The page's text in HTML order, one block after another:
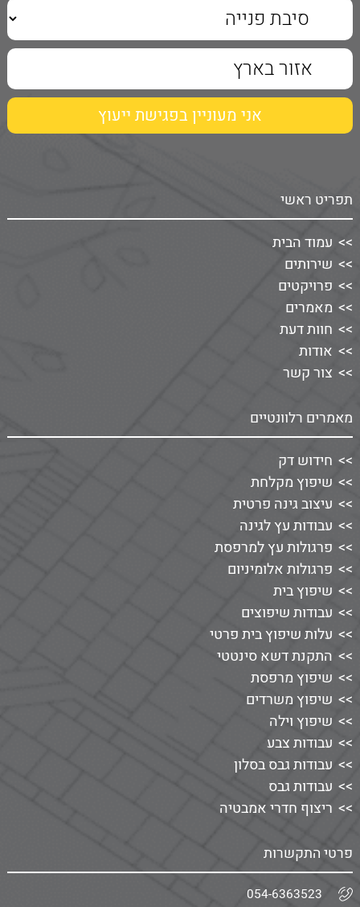
תפריט ראשי
עמוד הבית
שירותים
פרויקטים
מאמרים
חוות דעת
אודות
צור קשר
מאמרים רלוונטיים
חידוש דק
שיפוץ מקלחת
עיצוב גינה פרטית
עבודות עץ לגינה
פרגולות עץ למרפסת
פרגולות אלומיניום
שיפוץ בית
עבודות שיפוצים
עלות שיפוץ בית פרטי
התקנת דשא סינטטי
שיפוץ מרפסת
שיפוץ משרדים
שיפוץ וילה
עבודות צבע
עבודות גבס בסלון
עבודות גבס
ריצוף חדרי אמבטיה
פרטי התקשרות
054-6363523